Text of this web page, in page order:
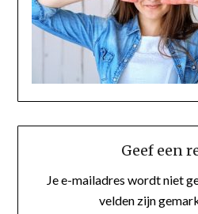
Geef een
Je e-mailadres wordt niet
velden zijn